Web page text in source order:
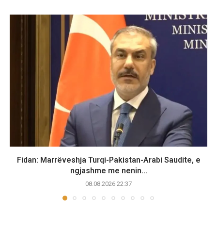
Fidan: Marrëveshja Turqi-Pakistan-Arabi Saudite, e
ngjashme me nenin...
08.08.2026 22:37